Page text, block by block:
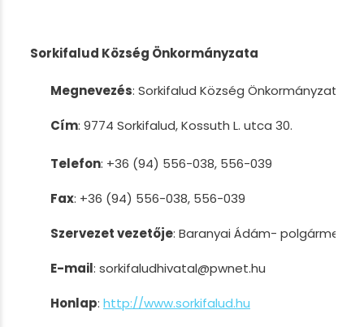
Sorkifalud Község Önkormányzata
Megnevezés: Sorkifalud Község Önkormányzata
Cím: 9774 Sorkifalud, Kossuth L. utca 30.
Telefon: +36 (94) 556-038, 556-039
Fax: +36 (94) 556-038, 556-039
Szervezet vezetője: Baranyai Ádám- polgármester
E-mail: sorkifaludhivatal@pwnet.hu
Honlap: http://www.sorkifalud.hu